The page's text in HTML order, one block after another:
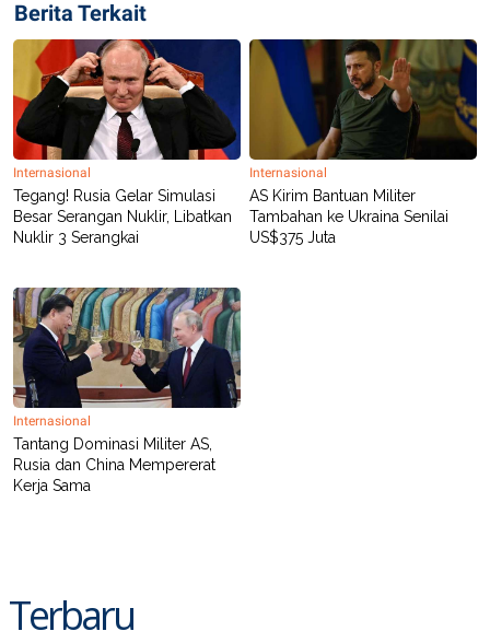
SITEMAP PROFILETERM
USE
PEDOMAN
PEMBERITAAN
SIBER
PRIVACY
POLICY
Berita Terkait
Internasional
Tegang! Rusia Gelar Simulasi
Besar Serangan Nuklir, Libatkan
Nuklir 3 Serangkai
Internasional
AS Kirim Bantuan Militer
Tambahan ke Ukraina Senilai
US$375 Juta
Internasional
Tantang Dominasi Militer AS,
Rusia dan China Mempererat
Kerja Sama
Terbaru